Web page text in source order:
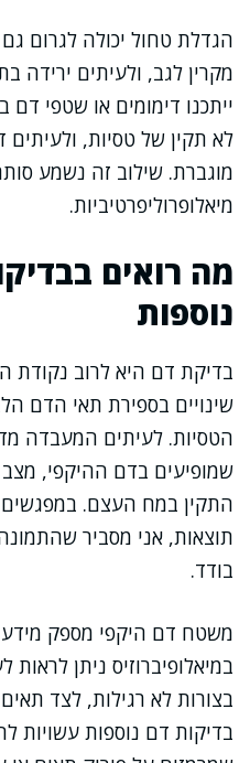
הגדלת טחול יכולה לגרום
מקרין לגב, ולעיתים ירידה
ייתכנו דימומים או שטפי דם
לא תקין של טסיות, ולעיתים
מוגברת. שילוב זה נשמע
מיאלופרוליפרטיביות.
מה רואים
נוספות
בדיקת דם היא לרוב נקודת
שינויים בספירת תאי הדם
הטסיות. לעיתים המעבדה
שמופיעים בדם ההיקפי, מצב
התקין במח העצם.
תוצאות, אני מסביר
בודד.
משטח דם היקפי מספק מידע
במיאלופיברוזיס ניתן
בצורות לא רגילות, לצד
בדיקות דם נוספות עשויות